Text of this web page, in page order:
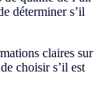
déterminer s’il
claires sur
choisir s’il est